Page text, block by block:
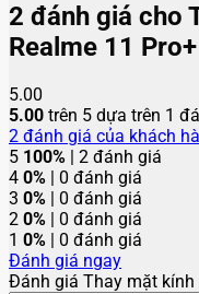
2 đánh giá cho
Realme 11 Pro+
5.00
5.00 trên 5 dựa trên 1
2 đánh giá của khách
5 100% | 2 đánh giá
4 0% | 0 đánh giá
3 0% | 0 đánh giá
2 0% | 0 đánh giá
1 0% | 0 đánh giá
Đánh giá ngay
Đánh giá Thay mặt kính